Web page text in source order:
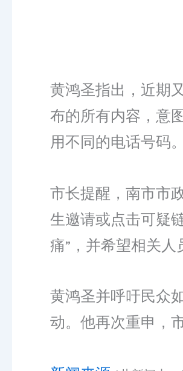
黄鸿圣指出，近期
布的所有内容，意
用不同的电话号码
市长提醒，南市市
生邀请或点击可疑
痛”，并希望相关人
黄鸿圣并呼吁民众
动。他再次重申，